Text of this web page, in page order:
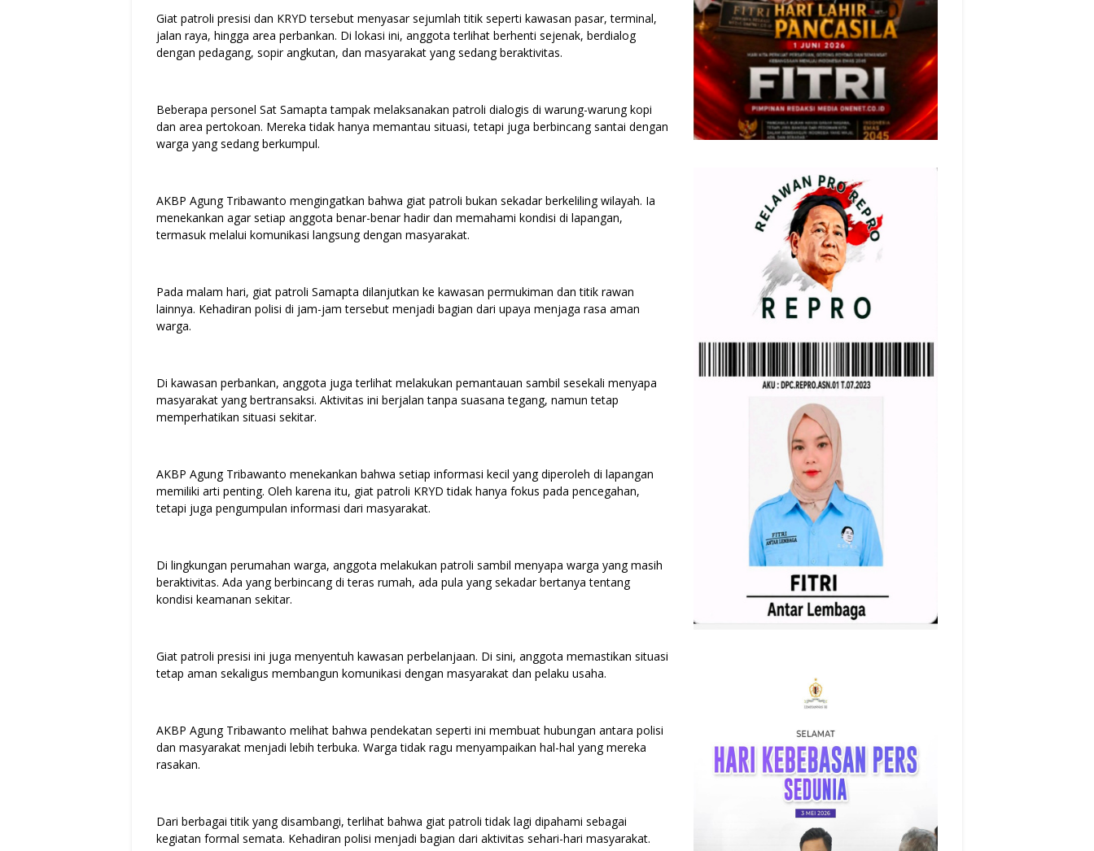
Giat patroli presisi dan KRYD tersebut menyasar sejumlah titik seperti kawasan pasar, terminal,
jalan raya, hingga area perbankan. Di lokasi ini, anggota terlihat berhenti sejenak, berdialog
dengan pedagang, sopir angkutan, dan masyarakat yang sedang beraktivitas.
Beberapa personel Sat Samapta tampak melaksanakan patroli dialogis di warung-warung kopi
dan area pertokoan. Mereka tidak hanya memantau situasi, tetapi juga berbincang santai dengan
warga yang sedang berkumpul.
AKBP Agung Tribawanto mengingatkan bahwa giat patroli bukan sekadar berkeliling wilayah. Ia
menekankan agar setiap anggota benar-benar hadir dan memahami kondisi di lapangan,
termasuk melalui komunikasi langsung dengan masyarakat.
Pada malam hari, giat patroli Samapta dilanjutkan ke kawasan permukiman dan titik rawan
lainnya. Kehadiran polisi di jam-jam tersebut menjadi bagian dari upaya menjaga rasa aman
warga.
Di kawasan perbankan, anggota juga terlihat melakukan pemantauan sambil sesekali menyapa
masyarakat yang bertransaksi. Aktivitas ini berjalan tanpa suasana tegang, namun tetap
memperhatikan situasi sekitar.
AKBP Agung Tribawanto menekankan bahwa setiap informasi kecil yang diperoleh di lapangan
memiliki arti penting. Oleh karena itu, giat patroli KRYD tidak hanya fokus pada pencegahan,
tetapi juga pengumpulan informasi dari masyarakat.
Di lingkungan perumahan warga, anggota melakukan patroli sambil menyapa warga yang masih
beraktivitas. Ada yang berbincang di teras rumah, ada pula yang sekadar bertanya tentang
kondisi keamanan sekitar.
Giat patroli presisi ini juga menyentuh kawasan perbelanjaan. Di sini, anggota memastikan situasi
tetap aman sekaligus membangun komunikasi dengan masyarakat dan pelaku usaha.
AKBP Agung Tribawanto melihat bahwa pendekatan seperti ini membuat hubungan antara polisi
dan masyarakat menjadi lebih terbuka. Warga tidak ragu menyampaikan hal-hal yang mereka
rasakan.
Dari berbagai titik yang disambangi, terlihat bahwa giat patroli tidak lagi dipahami sebagai
kegiatan formal semata. Kehadiran polisi menjadi bagian dari aktivitas sehari-hari masyarakat.